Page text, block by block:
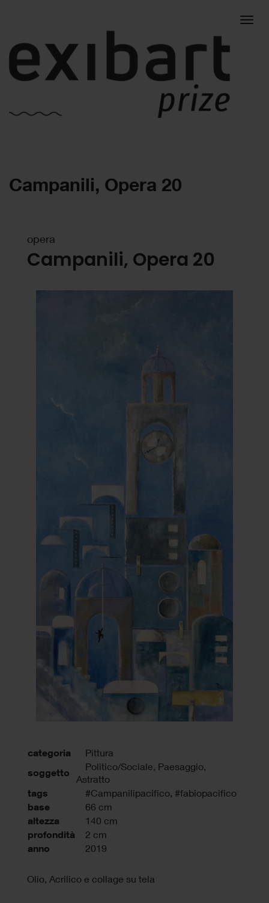
Campanili, Opera 20
opera
Campanili, Opera 20
categoria Pittura
soggetto
Politico/Sociale, Paesaggio,
Astratto
tags #Campanilipacifico #fabiopacifico
base 66 cm
altezza 140 cm
profondità 2 cm
anno 2019
Olio, Acrilico e collage su tela